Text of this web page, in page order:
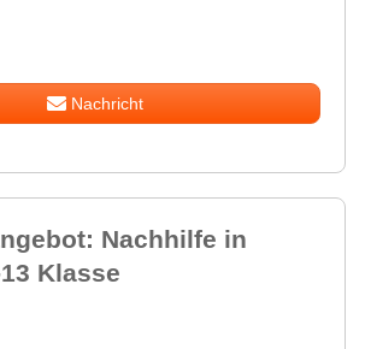
Nachricht
Nachhilfe in
Klasse